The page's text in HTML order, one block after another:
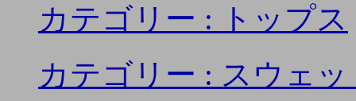
カテゴリー :
トップス
カテゴリー : スウェッ